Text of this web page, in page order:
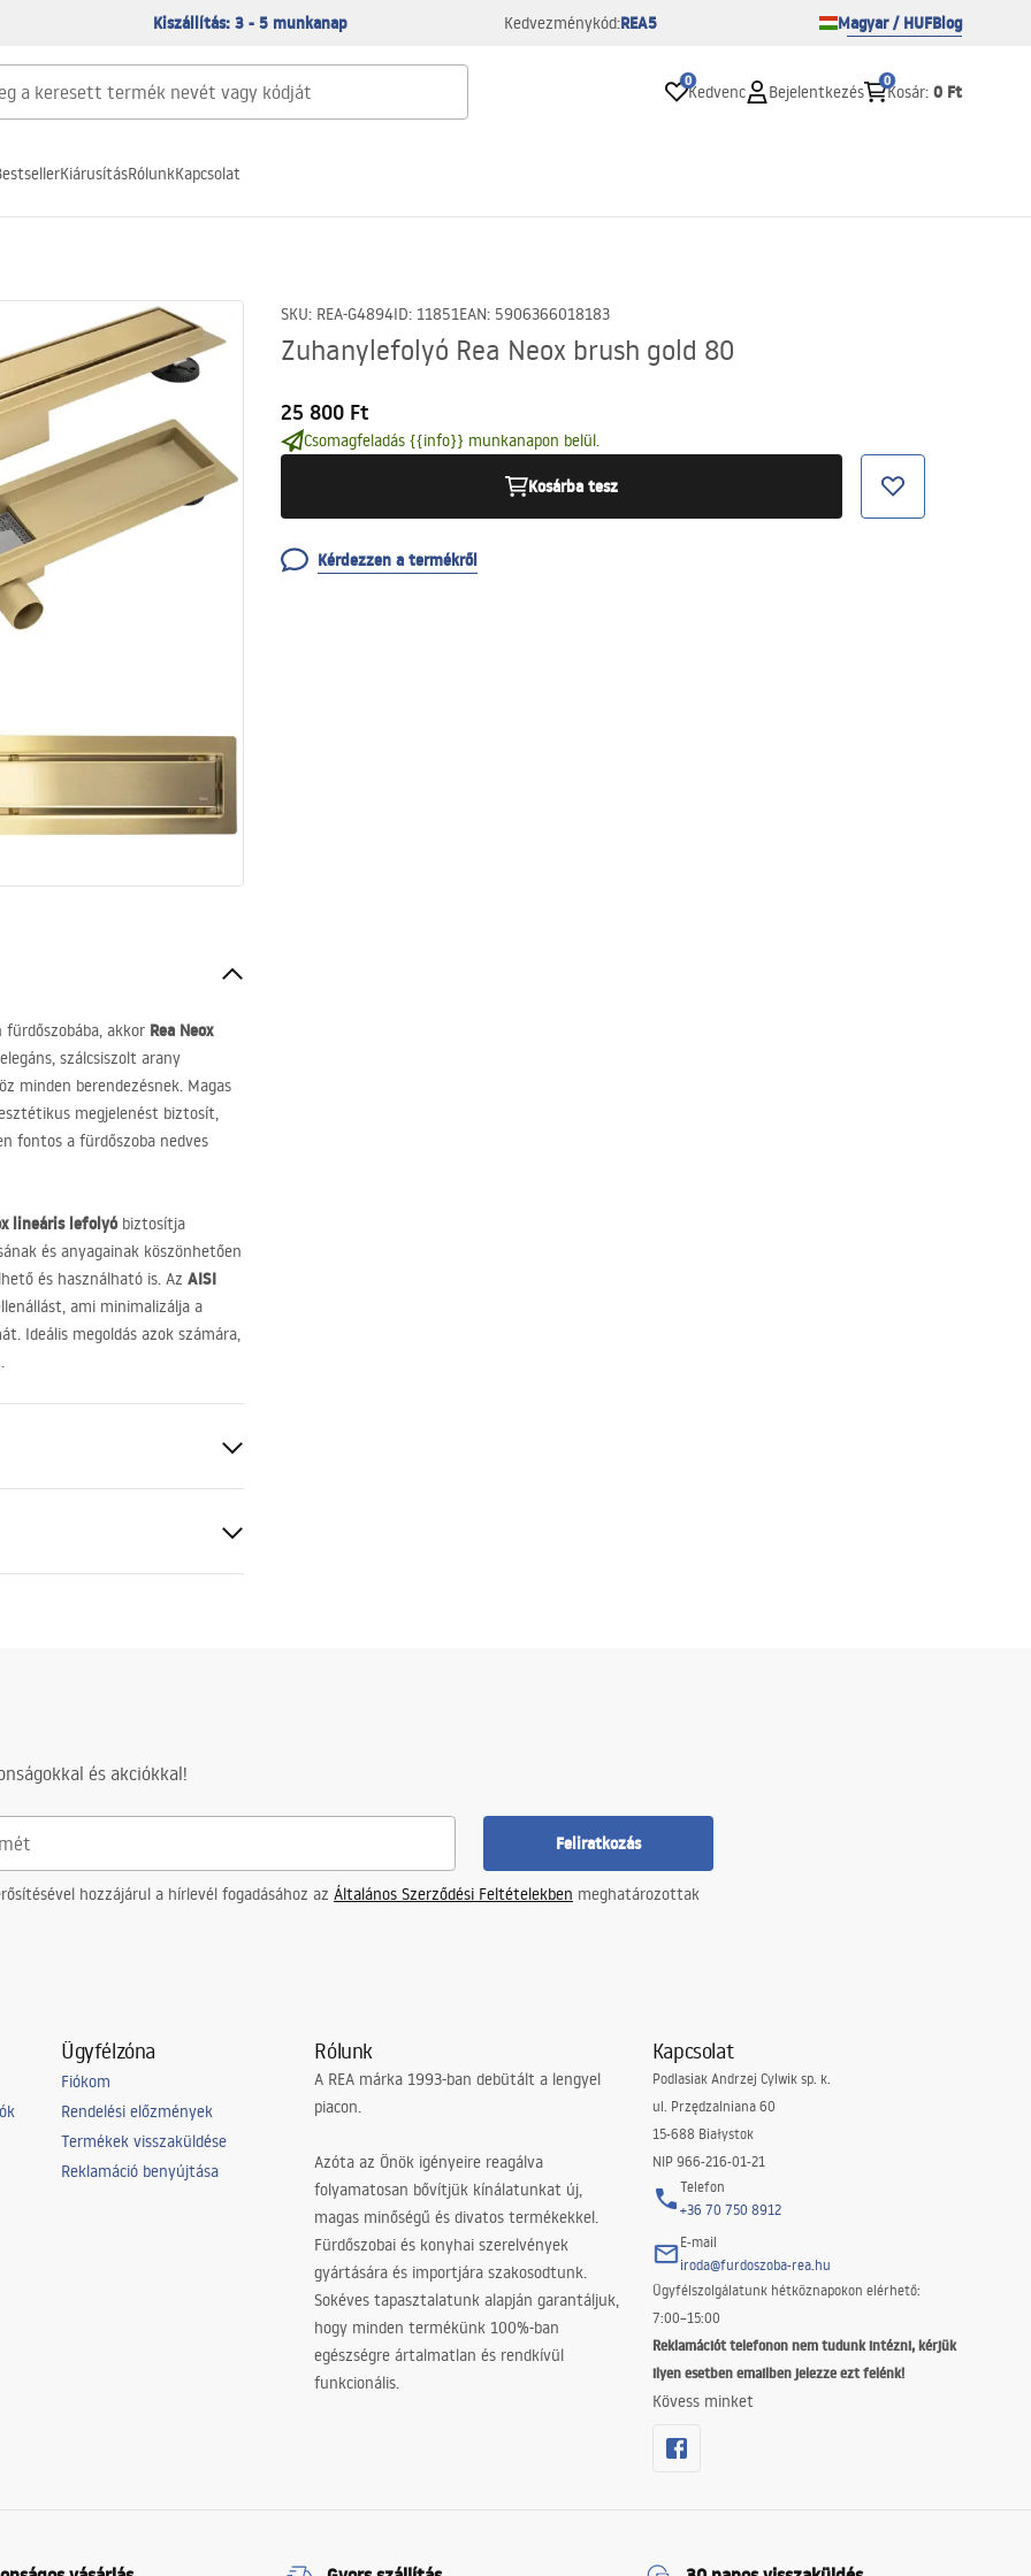
Kiszállítás: 3 - 5 munkanap Kedvezménykód:REA5 Magyar / HUFBlog
0
Kedvenc Bejelentkezés
0
Kosár: 0 Ft
KiárusításRólunkKapcsolat
SKU: REA-G4894ID: 11851EAN: 5906366018183
Zuhanylefolyó Rea Neox brush gold 80
25 800 Ft
Csomagfeladás {{info}} munkanapon belül.
Kosárba tesz
Kérdezzen a termékről
akkor Rea Neox
szálcsiszolt arany
minden berendezésnek. Magas
megjelenést biztosít,
fontos a fürdőszoba nedves
lineáris lefolyóbiztosítja
és anyagainak köszönhetően
és használható is. Az AISI
ami minimalizálja a
Ideális megoldás azok számára,
és akciókkal!
Feliratkozás
hozzájárul a hírlevél fogadásához az Általános Szerződési Feltételekben meghatározottak
Ügyfélzóna
Fiókom
Rendelési előzmények
Termékek visszaküldése
Reklamáció benyújtása
Rólunk
A REA márka 1993-ban debütált a lengyel
piacon.
Azóta az Önök igényeire reagálva
folyamatosan bővítjük kínálatunkat új,
magas minőségű és divatos termékekkel.
Fürdőszobai és konyhai szerelvények
gyártására és importjára szakosodtunk.
Sokéves tapasztalatunk alapján garantáljuk,
hogy minden termékünk 100%-ban
egészségre ártalmatlan és rendkívül
funkcionális.
Kapcsolat
Podlasiak Andrzej Cylwik sp. k.
ul. Przędzalniana 60
15-688 Białystok
NIP 966-216-01-21
Telefon
+36 70 750 8912
E-mail
iroda@furdoszoba-rea.hu
Ügyfélszolgálatunk hétköznapokon elérhető:
7:00–15:00
Reklamációt telefonon nem tudunk intézni, kérjük
ilyen esetben emailben jelezze ezt felénk!
Kövess minket